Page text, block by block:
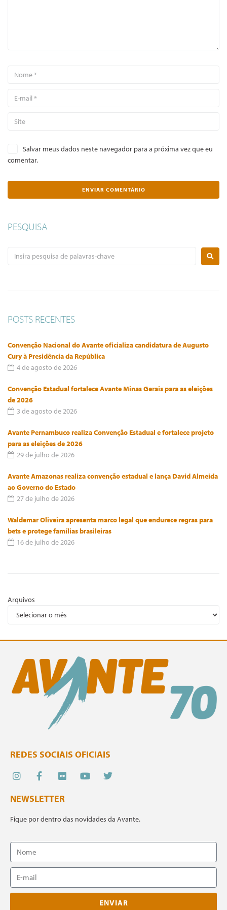
Salvar meus dados neste navegador para a próxima vez que eu
comentar.
PESQUISA
POSTS RECENTES
Convenção Nacional do Avante oficializa candidatura de Augusto
Cury à Presidência da República
4 de agosto de 2026
Convenção Estadual fortalece Avante Minas Gerais para as eleições
de 2026
3 de agosto de 2026
Avante Pernambuco realiza Convenção Estadual e fortalece projeto
para as eleições de 2026
29 de julho de 2026
Avante Amazonas realiza convenção estadual e lança David Almeida
ao Governo do Estado
27 de julho de 2026
Waldemar Oliveira apresenta marco legal que endurece regras para
bets e protege famílias brasileiras
16 de julho de 2026
Arquivos
REDES SOCIAIS OFICIAIS
NEWSLETTER
Fique por dentro das novidades da Avante.
ENVIAR